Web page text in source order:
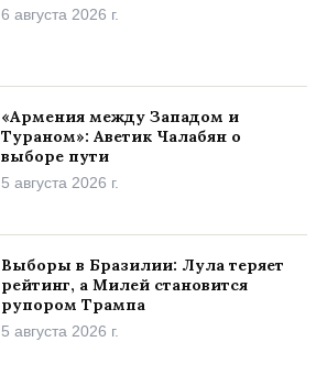
6 августа 2026 г.
«Армения между Западом и
Тураном»: Аветик Чалабян о
выборе пути
5 августа 2026 г.
Выборы в Бразилии: Лула теряет
рейтинг, а Милей становится
рупором Трампа
5 августа 2026 г.